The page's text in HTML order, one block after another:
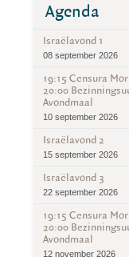
Agenda
Israëlavond 1
08 september 2026
19:15 Censura
20:00
Avondmaal
10 september 2026
Israëlavond 2
15 september 2026
Israëlavond 3
22 september 2026
19:15 Censura
20:00
Avondmaal
12 november 2026